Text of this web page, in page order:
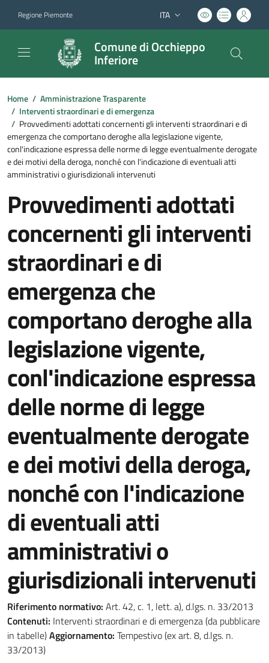
Regione Piemonte Lingua attiva:
ITA
Comune di Occhieppo
Inferiore
Home / Amministrazione Trasparente
/ Interventi straordinari e di emergenza
/ Provvedimenti adottati concernenti gli interventi straordinari e di
emergenza che comportano deroghe alla legislazione vigente,
conl'indicazione espressa delle norme di legge eventualmente derogate
e dei motivi della deroga, nonché con l'indicazione di eventuali atti
amministrativi o giurisdizionali intervenuti
Provvedimenti adottati
concernenti gli interventi
straordinari e di
emergenza che
comportano deroghe alla
legislazione vigente,
conl'indicazione espressa
delle norme di legge
eventualmente derogate
e dei motivi della deroga,
nonché con l'indicazione
di eventuali atti
amministrativi o
giurisdizionali intervenuti
Riferimento normativo: Art. 42, c. 1, lett. a), d.lgs. n. 33/2013
Contenuti: Interventi straordinari e di emergenza (da pubblicare
in tabelle)Aggiornamento: Tempestivo (ex art. 8, d.lgs. n.
33/2013)